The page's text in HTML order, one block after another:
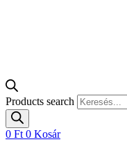
Products search
0 Ft 0 Kosár